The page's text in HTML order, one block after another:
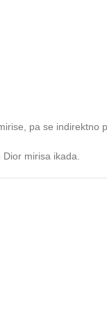
pa se indirektno
mirisa ikada.